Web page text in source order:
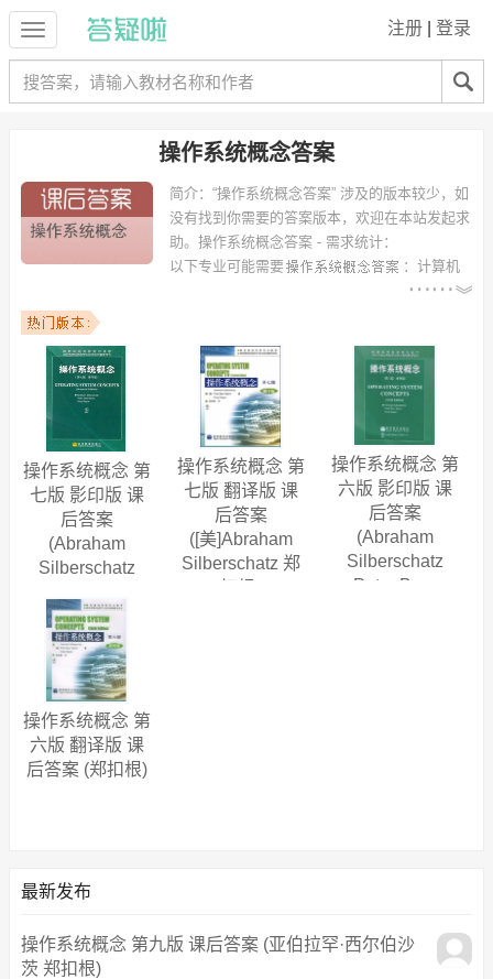
注册 登录
操作系统概念答案
简介： “操作系统概念答案” 涉及的版本较少，如
没有找到你需要的答案版本，欢迎在本站发起求
助。 操作系统概念答案 - 需求统计：
以下专业可能需要
：计算机
科学与技术、软件工程、数字媒体技术、物联网工程、信息工程、软件
开发、通信工程、电气工程及其自动化；计算机科学与技术、信息安
全、信息与计算科学 等专业。
以下学校的同学下载过
操作系统概念答案
：中山大学、北京邮电大学、
西安交通大学、浙江大学、哈尔滨理工大学、大连理工大学、山东大
学、苏州大学、武汉理工大学、南京邮电大学 等。
操作系统概念 第
七版 影印版 课
后答案
(Abraham
Silberschatz
Galvin)
操作系统概念 第
七版 翻译版 课
后答案
([美]Abraham
Silberschatz 郑
操作系统概念 第
六版 影印版 课
后答案
(Abraham
Silberschatz
Peter Baer
操作系统概念 第
六版 翻译版 课
后答案 (郑扣根)
最新发布
操作系统概念 第九版 课后答案 (亚伯拉罕·西尔伯沙
茨 郑扣根)